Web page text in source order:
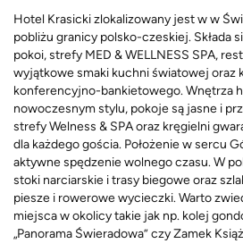
Hotel Krasicki zlokalizowany jest w w
pobliżu granicy polsko-czeskiej. Składa
pokoi, strefy MED & WELLNESS SPA,
wyjątkowe smaki kuchni światowej oraz
konferencyjno-bankietowego. Wnętrza
nowoczesnym stylu, pokoje są jasne i
strefy Welness & SPA oraz kręgielni
dla każdego gościa. Położenie w sercu
aktywne spędzenie wolnego czasu. W
stoki narciarskie i trasy biegowe oraz
piesze i rowerowe wycieczki. Warto
miejsca w okolicy takie jak np. kolej
„Panorama Świeradowa” czy Zamek